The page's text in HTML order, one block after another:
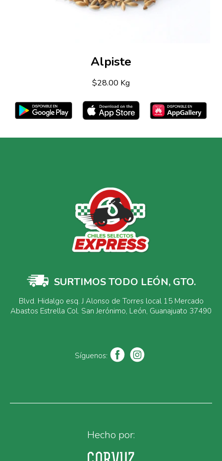
Alpiste
$28.00 Kg
SURTIMOS TODO LEÓN, GTO.
Blvd. Hidalgo esq. J Alonso de Torres local 15 Mercado
Abastos Estrella Col. San Jerónimo, León, Guanajuato 37490
Síguenos:
Hecho por: